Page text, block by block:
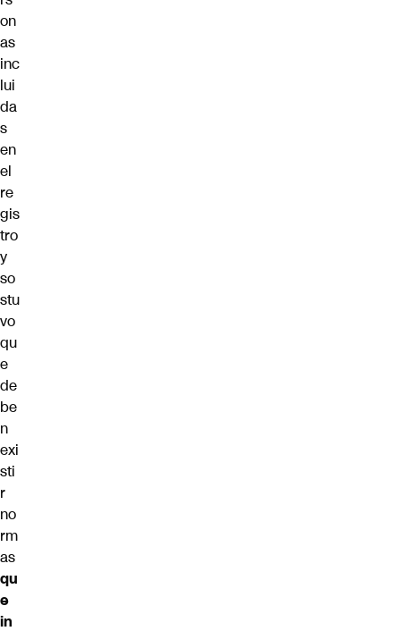
on
as
inc
lui
da
s
en
el
re
gis
tro
y
so
stu
vo
qu
e
de
be
n
exi
sti
r
no
rm
as
qu
e
in